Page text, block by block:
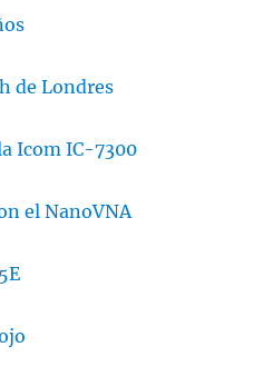
de Londres
Icom IC-7300
el NanoVNA